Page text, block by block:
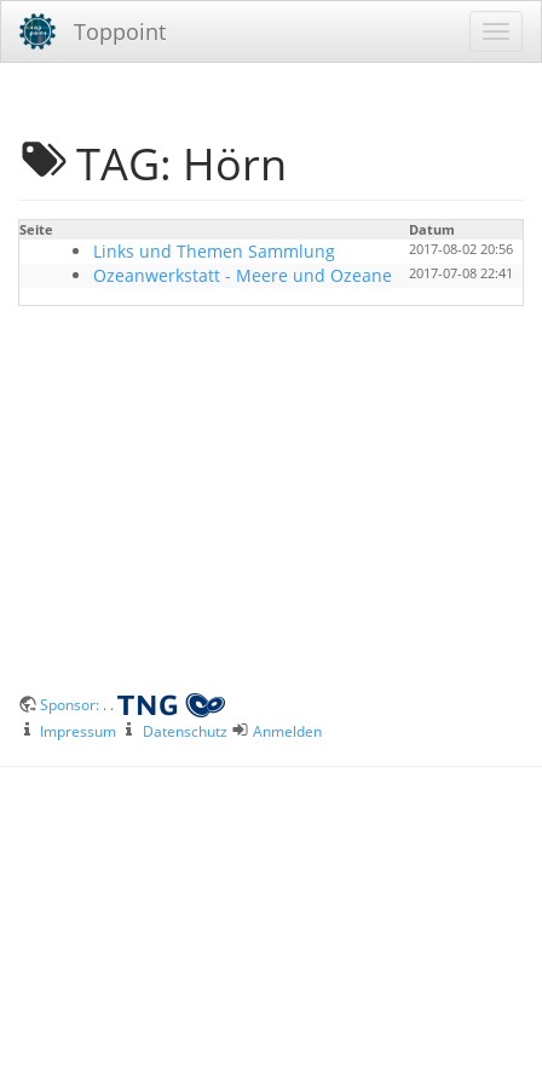
Toppoint
TAG: Hörn
Seite Datum
Links und Themen Sammlung 2017-08-02 20:56
Ozeanwerkstatt - Meere und Ozeane 2017-07-08 22:41
Sponsor: . .
Impressum
Datenschutz Anmelden